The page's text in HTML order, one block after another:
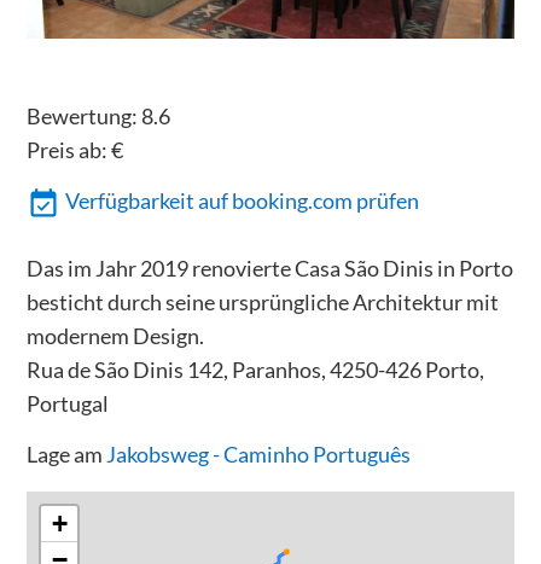
Bewertung: 8.6
Preis ab:€
Verfügbarkeit auf booking.com prüfen
Das im Jahr 2019 renovierte Casa São Dinis in Porto
besticht durch seine ursprüngliche Architektur mit
modernem Design.
Rua de São Dinis 142, Paranhos, 4250-426 Porto,
Portugal
Lage am Jakobsweg - Caminho Português
+